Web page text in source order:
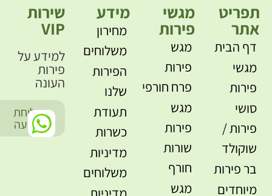
תפריט
אתר
דף הבית
מגשי
פירות
סושי
פירות /
שוקולד
בר פירות
מיוחדים
מגשי
פירות
מגש
פירות
פרח חורפי
מגש
פירות
שורות
חורף
מגש
מידע
מחירון
משלוחים
הפירות
שלנו
תעודת
כשרות
מדיניות
משלוחים
שירות
VIP
למידע על
פירות
העונה
שליחת
הודעה